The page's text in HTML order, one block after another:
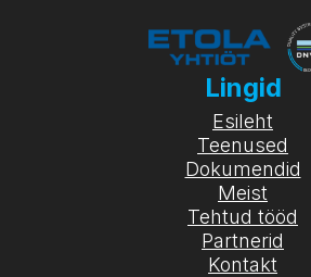
Lingid
Esileht
Teenused
Dokumendid
Meist
Tehtud tööd
Partnerid
Kontakt